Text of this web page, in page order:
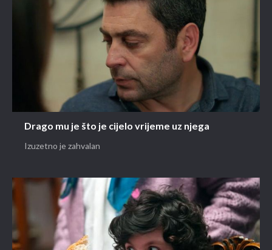
Drago mu je što je cijelo vrijeme uz njega
Izuzetno je zahvalan